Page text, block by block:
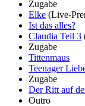
Zugabe
Elke (Live-
Ist das alles?
Claudia Teil 3
Zugabe
Tittenmaus
Teenager
Zugabe
Der Ritt auf
Outro